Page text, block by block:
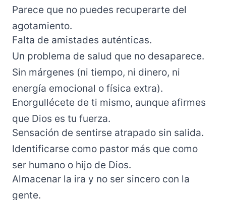
Parece que no puedes recuperarte del
agotamiento.
Falta de amistades auténticas.
Un problema de salud que no desaparece.
Sin márgenes (ni tiempo, ni dinero, ni
energía emocional o física extra).
Enorgullécete de ti mismo, aunque afirmes
que Dios es tu fuerza.
Sensación de sentirse atrapado sin salida.
Identificarse como pastor más que como
ser humano o hijo de Dios.
Almacenar la ira y no ser sincero con la
gente.